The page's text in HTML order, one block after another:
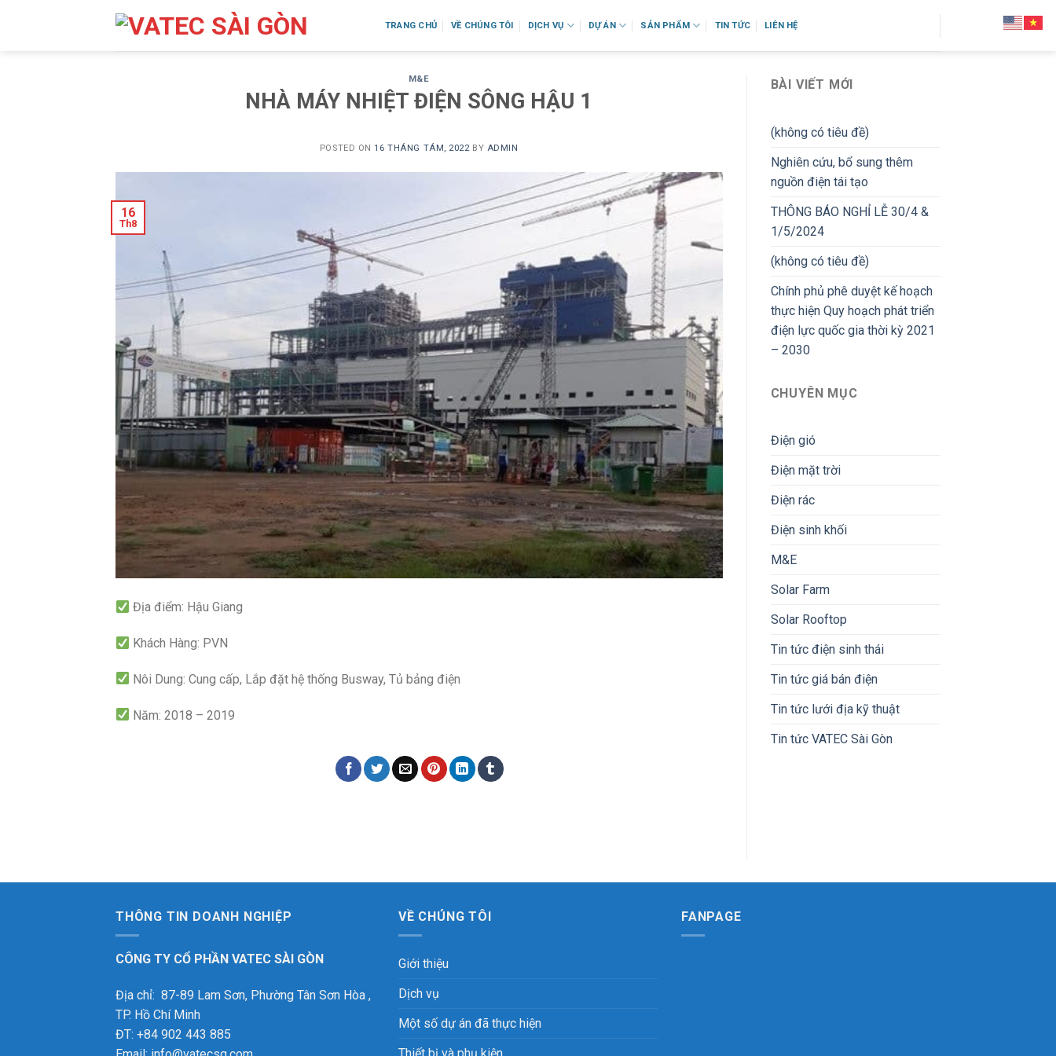
TRANG CHỦ VỀ CHÚNG TÔI DỊCH VỤ DỰ ÁN SẢN PHẨM TIN TỨC LIÊN HỆ
M&E
NHÀ MÁY NHIỆT ĐIỆN SÔNG HẬU 1
POSTED ON16 THÁNG TÁM, 2022 BY ADMIN
16
Th8
Địa điểm: Hậu Giang
Khách Hàng: PVN
Nôi Dung: Cung cấp, Lắp đặt hệ thống Busway, Tủ bảng điện
Năm: 2018 – 2019
BÀI VIẾT MỚI
(không có tiêu đề)
Nghiên cứu, bổ sung thêm
nguồn điện tái tạo
THÔNG BÁO NGHỈ LỄ 30/4 &
1/5/2024
(không có tiêu đề)
Chính phủ phê duyệt kế hoạch
thực hiện Quy hoạch phát triển
điện lực quốc gia thời kỳ 2021
– 2030
CHUYÊN MỤC
Điện gió
Điện mặt trời
Điện rác
Điện sinh khối
M&E
Solar Farm
Solar Rooftop
Tin tức điện sinh thái
Tin tức giá bán điện
Tin tức lưới địa kỹ thuật
Tin tức VATEC Sài Gòn
THÔNG TIN DOANH NGHIỆP
CÔNG TY CỔ PHẦN VATEC SÀI GÒN
Địa chỉ: 87-89 Lam Sơn, Phường Tân Sơn Hòa ,
TP. Hồ Chí Minh
ĐT: +84 902 443 885
VỀ CHÚNG TÔI
Giới thiệu
Dịch vụ
Một số dự án đã thực hiện
FANPAGE